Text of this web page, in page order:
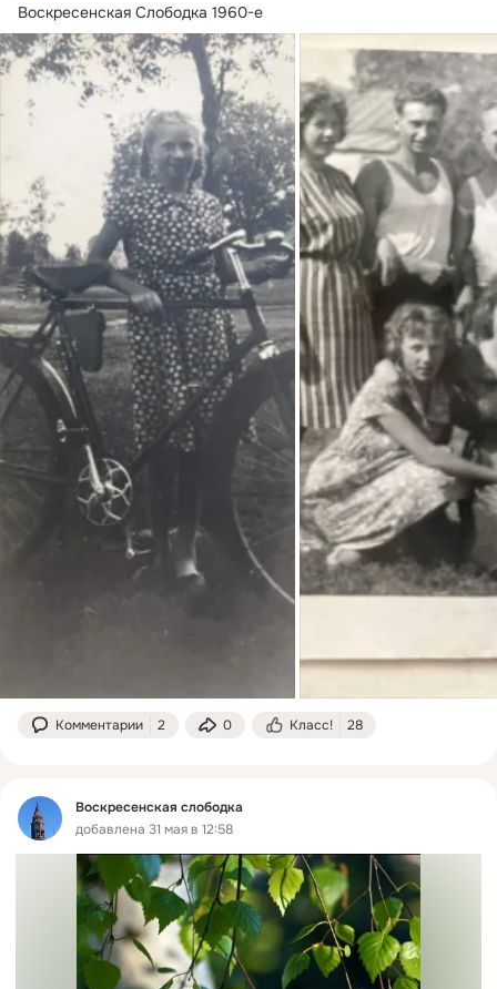
Воскресенская Слободка 1960-е
Комментарии 2 0 Класс! 28
Воскресенская слободка
добавлена 31 мая в 12:58